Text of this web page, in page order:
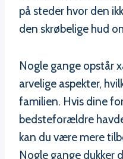
på steder hvor den
den skrøbelige hud
Nogle gange opstår
arvelige aspekter,
familien. Hvis dine
bedsteforældre
kan du være mere
Nogle gange dukker